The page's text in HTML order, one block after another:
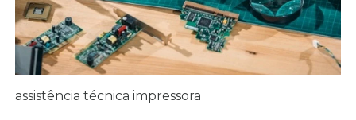
assistência técnica impressora